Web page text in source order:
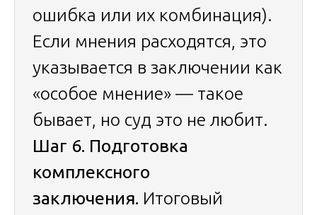
ошибка или их комбинация).
Если мнения расходятся, это
указывается в заключении как
«особое мнение» — такое
бывает, но суд это не любит.
Шаг 6. Подготовка
комплексного
заключения. Итоговый